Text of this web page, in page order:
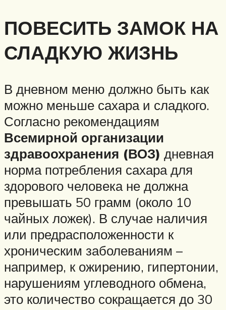
ПОВЕСИТЬ ЗАМОК НА
СЛАДКУЮ ЖИЗНЬ
В дневном меню должно быть как
можно меньше сахара и сладкого.
Согласно рекомендациям
Всемирной организации
здравоохранения (ВОЗ) дневная
норма потребления сахара для
здорового человека не должна
превышать 50 грамм (около 10
чайных ложек). В случае наличия
или предрасположенности к
хроническим заболеваниям –
например, к ожирению, гипертонии,
нарушениям углеводного обмена,
это количество сокращается до 30